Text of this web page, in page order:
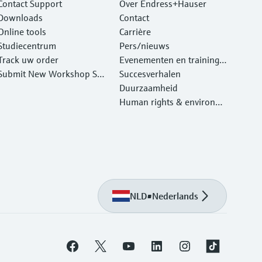
Support
tools
uw order
New Workshop Ser
Over Endress+Hauser
Contact
Carrière
Pers/nieuws
Evenementen en traininge
n
Succesverhalen
Duurzaamheid
Human rights & environm
NLD•Nederlands